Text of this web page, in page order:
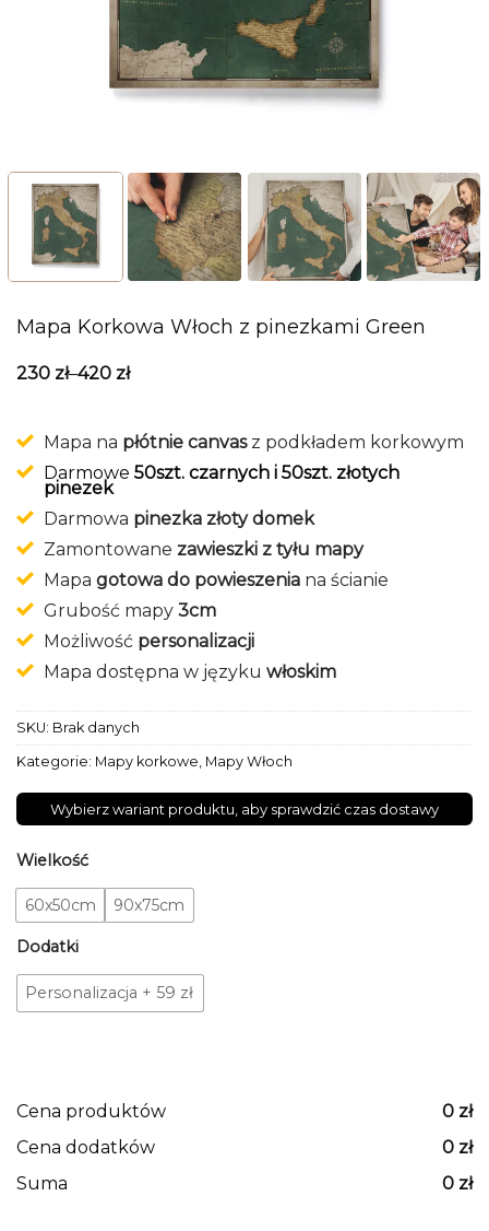
Mapa Korkowa Włoch z pinezkami Green
230 zł–420 zł
Mapa na płótnie canvas z podkładem korkowym
Darmowe 50szt. czarnych i 50szt. złotych
pinezek
Darmowa pinezka złoty domek
Zamontowane zawieszki z tyłu mapy
Mapa gotowa do powieszenia na ścianie
Grubość mapy 3cm
Możliwość personalizacji
Mapa dostępna w języku włoskim
SKU: Brak danych
Kategorie: Mapy korkowe Mapy Włoch
Wybierz wariant produktu, aby sprawdzić czas dostawy
Wielkość
60x50cm 90x75cm
Dodatki
Personalizacja + 59 zł
Cena produktów 0 zł
Cena dodatków
0 zł
Suma
0 zł